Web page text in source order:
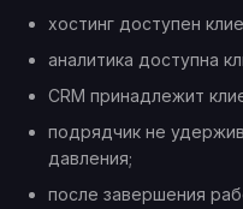
хостинг доступен
аналитика доступна
CRM принадлежит
подрядчик не
давления;
после завершения